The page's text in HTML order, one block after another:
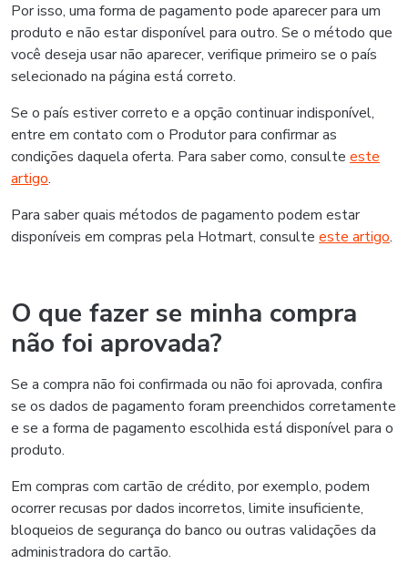
Por isso, uma forma de pagamento pode aparecer para um
produto e não estar disponível para outro. Se o método que
você deseja usar não aparecer, verifique primeiro se o país
selecionado na página está correto.
Se o país estiver correto e a opção continuar indisponível,
entre em contato com o Produtor para confirmar as
condições daquela oferta. Para saber como, consulte este
artigo.
Para saber quais métodos de pagamento podem estar
disponíveis em compras pela Hotmart, consulte este artigo.
O que fazer se minha compra
não foi aprovada?
Se a compra não foi confirmada ou não foi aprovada, confira
se os dados de pagamento foram preenchidos corretamente
e se a forma de pagamento escolhida está disponível para o
produto.
Em compras com cartão de crédito, por exemplo, podem
ocorrer recusas por dados incorretos, limite insuficiente,
bloqueios de segurança do banco ou outras validações da
administradora do cartão.